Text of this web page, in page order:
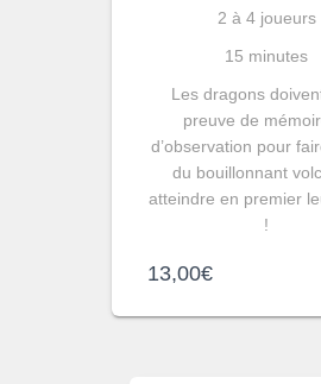
2 à 4 joueurs
15 minutes
Les dragons
preuve de
d’observation pour
du bouillonnant
atteindre en premier
!
13,00€